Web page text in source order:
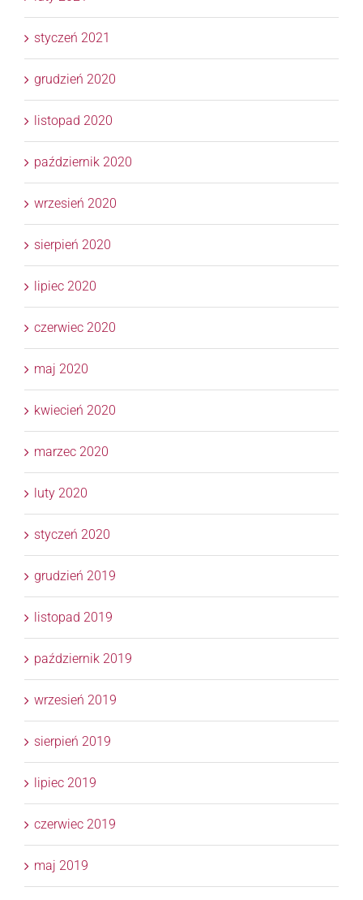
styczeń 2021
grudzień 2020
listopad 2020
październik 2020
wrzesień 2020
sierpień 2020
lipiec 2020
czerwiec 2020
maj 2020
kwiecień 2020
marzec 2020
luty 2020
styczeń 2020
grudzień 2019
listopad 2019
październik 2019
wrzesień 2019
sierpień 2019
lipiec 2019
czerwiec 2019
maj 2019